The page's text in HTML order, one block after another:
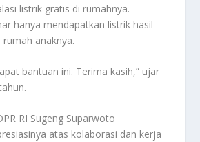
listrik gratis di rumahnya.
hanya mendapatkan listrik hasil
anaknya.
bantuan ini. Terima kasih,” ujar
RI Sugeng Suparwoto
atas kolaborasi dan kerja